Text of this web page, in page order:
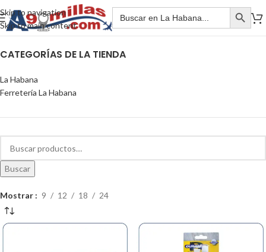
Skip to navigation
Skip to main content
CATEGORÍAS DE LA TIENDA
La Habana
Ferretería La Habana
Buscar
Mostrar 9 12 18 24